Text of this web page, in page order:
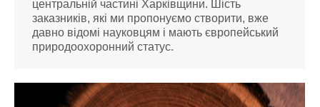
центральній частині Харківщини. Шість
заказників, які ми пропонуємо створити, вже
давно відомі науковцям і мають європейський
природоохоронний статус.